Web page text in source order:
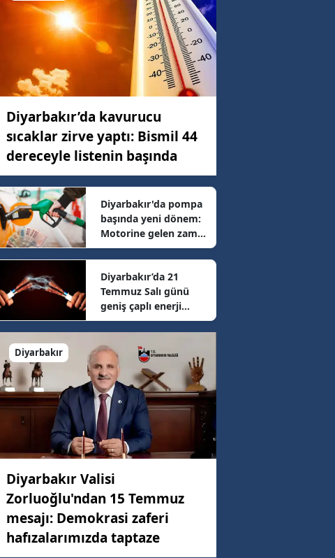
Rüzgar
6.14 km/h
5.59 km/h
6.06 km/h
5.89 km/h
6.48 km/h
8.04 km/h
8.45 km/h
Diyarbakır’da kavurucu
sıcaklar zirve yaptı: Bismil 44
dereceyle listenin başında
Diyarbakır'da pompa
başında yeni dönem:
Motorine gelen zam
sonrası güncel fiyatlar
belli oldu
Diyarbakır’da 21
Temmuz Salı günü
geniş çaplı enerji
mesaisi: 16 ilçede
elektrikler kesilecek
Diyarbakır
Diyarbakır Valisi
Zorluoğlu'ndan 15 Temmuz
mesajı: Demokrasi zaferi
hafızalarımızda taptaze